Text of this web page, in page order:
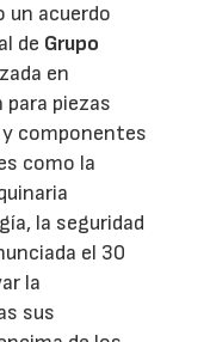
un acuerdo
de Grupo
en
piezas
componentes
como la
la seguridad
el 30
la
sus